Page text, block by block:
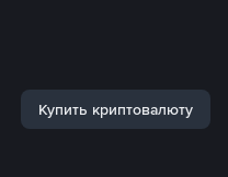
Купить криптовалюту